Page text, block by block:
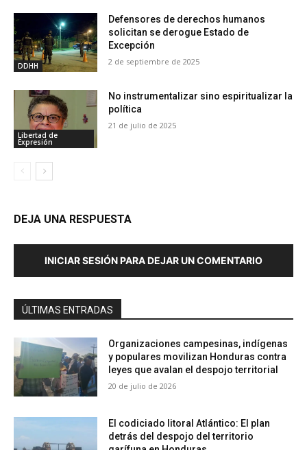
DDHH
Defensores de derechos humanos
solicitan se derogue Estado de
Excepción
2 de septiembre de 2025
Libertad de
Expresión
No instrumentalizar sino espiritualizar la
política
21 de julio de 2025
DEJA UNA RESPUESTA
INICIAR SESIÓN PARA DEJAR UN COMENTARIO
ÚLTIMAS ENTRADAS
Organizaciones campesinas, indígenas
y populares movilizan Honduras contra
leyes que avalan el despojo territorial
20 de julio de 2026
El codiciado litoral Atlántico: El plan
detrás del despojo del territorio